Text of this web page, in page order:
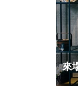
來